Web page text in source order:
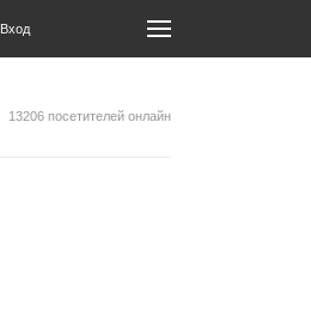
Вход
13206 посетителей онлайн